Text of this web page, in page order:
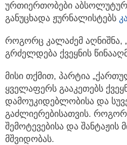
ურთიერთობები
განუცხადა ჟურნალისტებს
როგორც კალაძემ აღნიშნა,
გრძელდება ქვეყნის
მისი თქმით, პარტია
ყველაფერს გააკეთებს
დამოუკიდებლობისა და
გაძლიერებისათვის.
შემოტევებისა და შანტაჟის
მშვიდობას.